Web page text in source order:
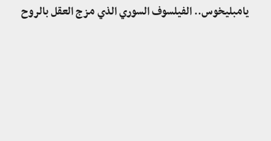
يامبليخوس.. الفيلسوف السوري الذي مزج العقل بالروح